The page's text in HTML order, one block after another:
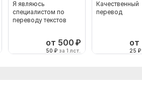
Я являюсь
специалистом по
переводу текстов
от 500 ₽
50 ₽ за 1 лст.
Качественный
перевод
от
25 ₽